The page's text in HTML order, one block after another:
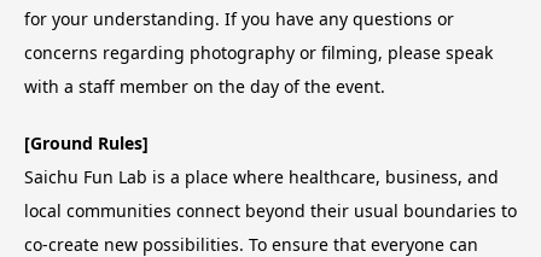
for your understanding. If you have any questions or
concerns regarding photography or filming, please speak
with a staff member on the day of the event.
[Ground Rules]
Saichu Fun Lab is a place where healthcare, business, and
local communities connect beyond their usual boundaries to
co-create new possibilities. To ensure that everyone can